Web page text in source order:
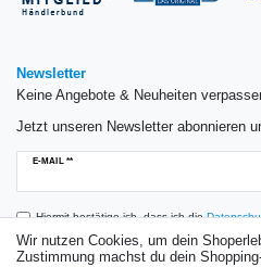
Newsletter
Keine Angebote & Neuheiten
Jetzt unseren Newsletter abonnieren
E-MAIL **
Newsletter
Hiermit bestätige ich, dass ich die
Einwilligung kann ich jederzeit widerrufen.**
Wir nutzen Cookies, um dein
Zustimmung machst du dein